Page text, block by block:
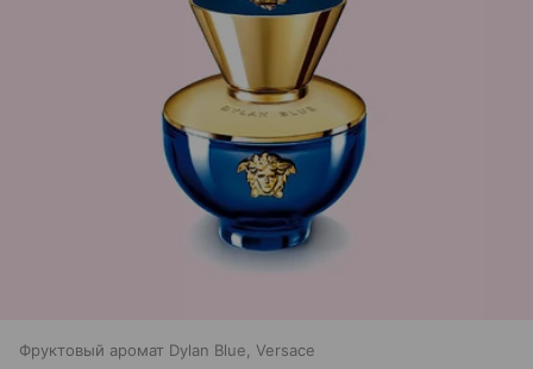
Фруктовый аромат Dylan Blue, Versace